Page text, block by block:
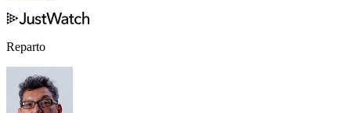
Reparto